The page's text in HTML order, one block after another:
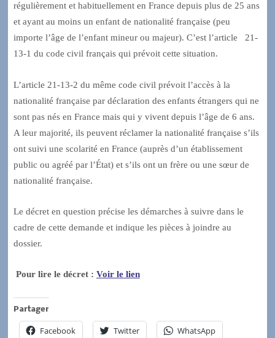
régulièrement et habituellement en France depuis plus de 25 ans
et ayant au moins un enfant de nationalité française (peu
importe l’âge de l’enfant mineur ou majeur). C’est l’article 21-
13-1 du code civil français qui prévoit cette situation.
L’article 21-13-2 du même code civil prévoit l’accès à la
nationalité française par déclaration des enfants étrangers qui ne
sont pas nés en France mais qui y vivent depuis l’âge de 6 ans.
A leur majorité, ils peuvent réclamer la nationalité française s’ils
ont suivi une scolarité en France (auprès d’un établissement
public ou agréé par l’État) et s’ils ont un frère ou une sœur de
nationalité française.
Le décret en question précise les démarches à suivre dans le
cadre de cette demande et indique les pièces à joindre au
dossier.
Pour lire le décret : Voir le lien
Partager
Facebook Twitter WhatsApp